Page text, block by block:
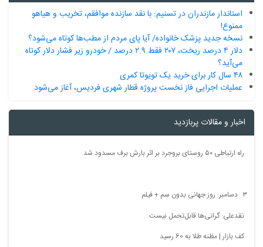
استاندار مازندران در تسنیم: با نقد سازنده موافقم، تخریب و هیاهو
ممنوع!
نسخه جدید پزشک خانواده/ آیا پای مردم از مطب‌ها‌ کوتاه می‌شود؟
دلار ۴ درصد ریخت، ۲۰۷ فقط ۲.۹ درصد / خودرو زیر فشار دلار کوتاه
می‌آید؟
۴۸ سال کار برای خرید یک تویوتا کمری
عملیات اجرایی فاز نخست پروژه قطار شهری فردیس، آغاز می‌شود
اخبار و مقالات پربازدید
راه ارتباطی ۵۰ روستای بروجرد بر اثر بارش برف مسدود شد
۳ دسامبر: روز جهانی بدون سم + فیلم
نقدعلی: گرانی‌ها قابل‌تحمل نیست
کف بازار | مظنه طلا به 60 رسید